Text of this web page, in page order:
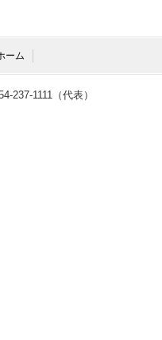
[備考] 中日新聞朝
ーム
237-1111（代表）